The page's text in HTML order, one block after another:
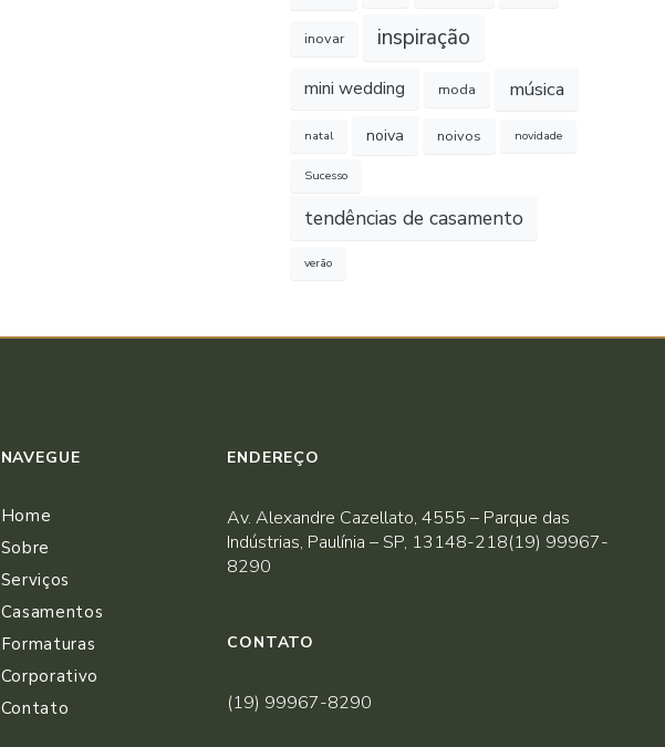
inovar inspiração
mini wedding moda música
natal noiva noivos novidade
Sucesso
tendências de casamento
verão
NAVEGUE
Home
Sobre
Serviços
Casamentos
Formaturas
Corporativo
Contato
ENDEREÇO
Av. Alexandre Cazellato, 4555 – Parque das
Indústrias, Paulínia – SP, 13148-218(19) 99967-
8290
CONTATO
(19) 99967-8290